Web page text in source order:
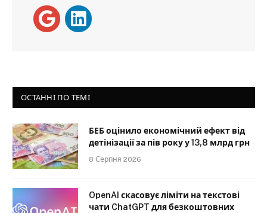
ОСТАННІ ПО ТЕМІ
БЕБ оцінило економічний ефект від
детінізації за пів року у 13,8 млрд грн
8 Серпня 2026
OpenAI скасовує ліміти на текстові
чати ChatGPT для безкоштовних